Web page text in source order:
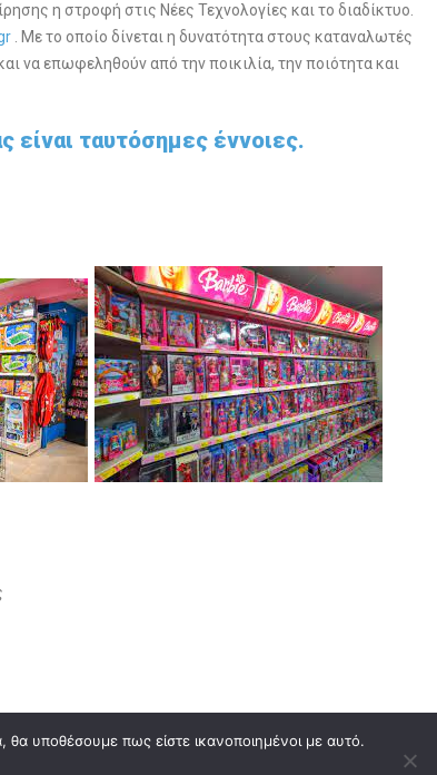
η στροφή στις Νέες Τεχνολογίες και το διαδίκτυο.
. Με το οποίο δίνεται η δυνατότητα στους καταναλωτές
να επωφεληθούν από την ποικιλία, την ποιότητα και
είναι ταυτόσημες έννοιες.
θα υποθέσουμε πως είστε ικανοποιημένοι με αυτό.